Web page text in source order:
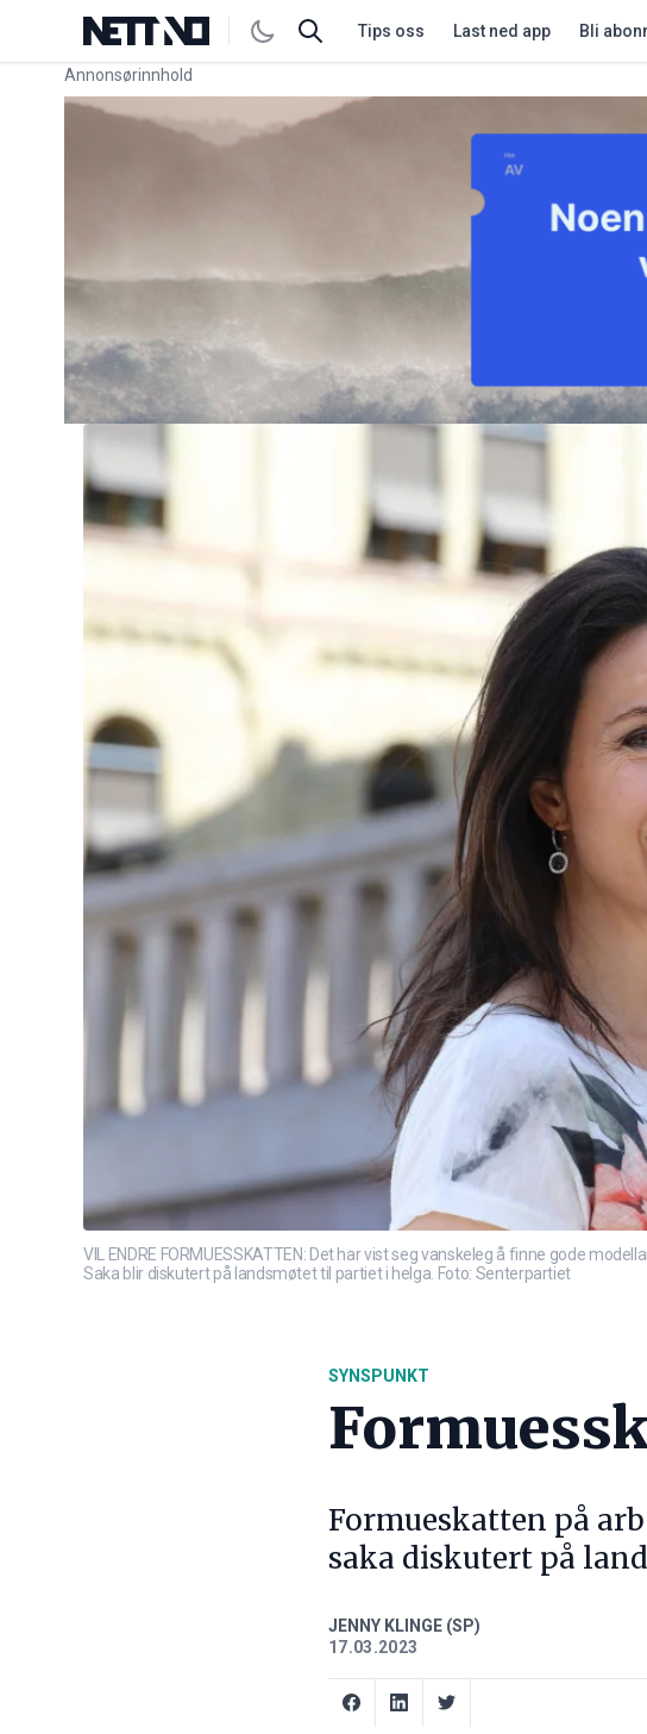
Tips oss Last ned app Bli
Annonsørinnhold
Link for annonse
VIL ENDRE FORMUESSKATTEN: Det har vist seg vanskeleg å finne gode
Saka blir diskutert på landsmøtet til partiet i helga. Foto: Senterpartiet
SYNSPUNKT
Formueskatten på
saka diskutert på
JENNY KLINGE (SP)
17.03.2023